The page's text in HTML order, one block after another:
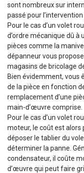
sont nombreux sur
passé pour
Pour le cas d’un volet
d’ordre mécanique dû
pièces comme la
dépanneur vous
magasins de bricolage
Bien évidemment, vous
de la pièce en fonction
remplacement d’une
main-d’œuvre comprise.
Pour le cas d’un volet
moteur, le coût est alors
déposer le tablier du
déterminer la panne.
condensateur, il coûte
d’œuvre qui peut faire